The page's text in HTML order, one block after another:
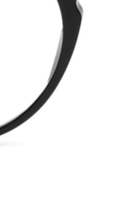
50 mm
Glasbreedte